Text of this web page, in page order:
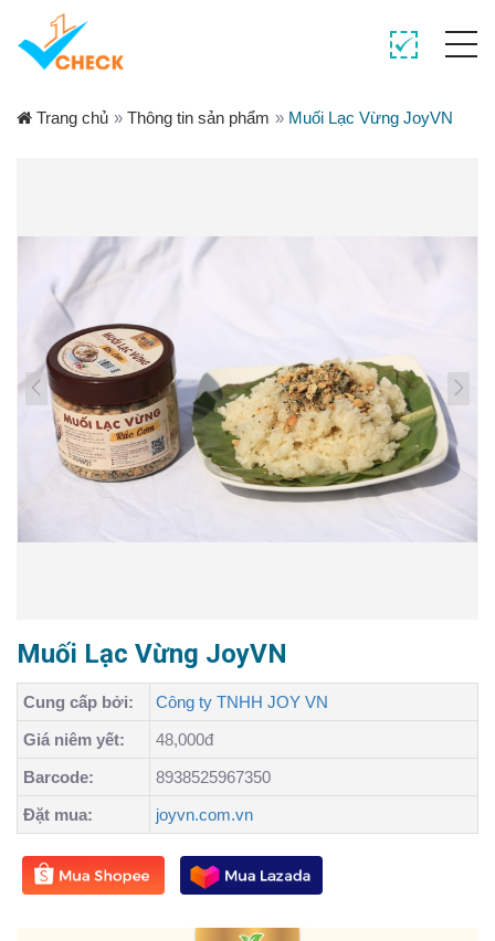
Trang chủ » Thông tin sản phẩm » Muối Lạc Vừng JoyVN
Muối Lạc Vừng JoyVN
Cung cấp bởi:
Công ty TNHH JOY VN
Giá niêm yết:
48,000đ
Barcode:
8938525967350
Đặt mua:
joyvn.com.vn